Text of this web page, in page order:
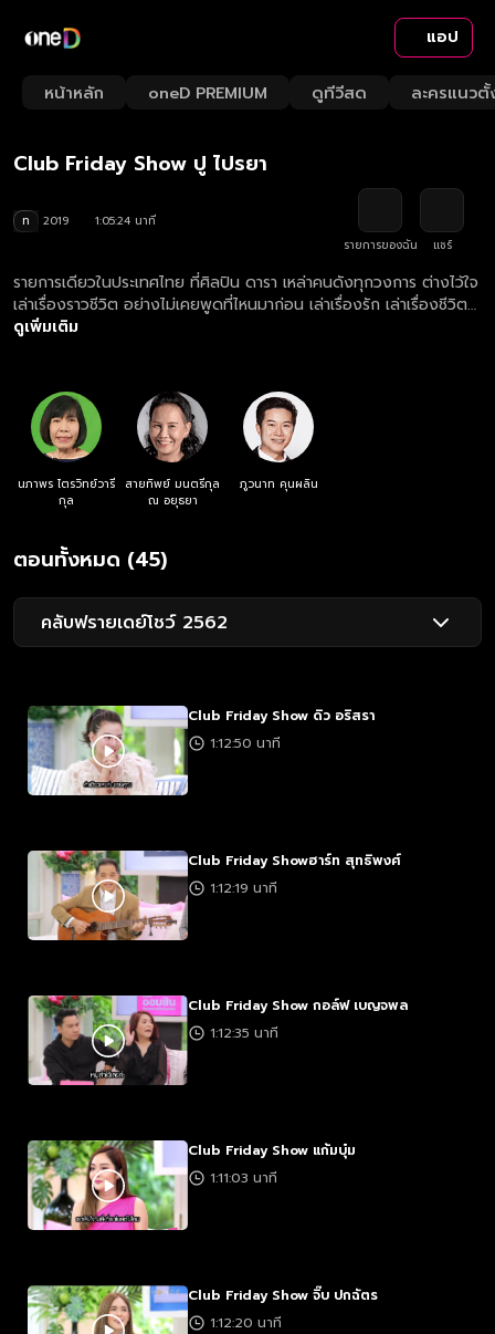
แอป
หน้าหลัก oneD PREMIUM ดูทีวีสด ละครแนวตั้
Loaded:
1.53%
Rate
Club Friday Show ปู ไปรยา
ท 2019
1:05:24 นาที
รายการของฉัน
แชร์
รายการเดียวในประเทศไทย ที่ศิลปิน ดารา เหล่าคนดังทุกวงการ ต่างไว้ใจ
เล่าเรื่องราวชีวิต อย่างไม่เคยพูดที่ไหนมาก่อน เล่าเรื่องรัก เล่าเรื่องชีวิต
จากก้นบึ้งของหัวใจ เพราะเป็นที่เดียวที่ให้ความรู้สึกปลอดภัยที่จะเล่า อุ่น
ดูเพิ่มเติม
นภาพร ไตรวิทย์วารี
กุล
สายทิพย์ มนตรีกุล
ณ อยุธยา
ภูวนาท คุนผลิน
ตอนทั้งหมด (45)
คลับฟรายเดย์โชว์ 2562
Club Friday Show ดิว อริสรา
1:12:50 นาที
Club Friday Showฮาร์ท สุทธิพงศ์
1:12:19 นาที
Club Friday Show กอล์ฟ เบญจพล
1:12:35 นาที
Club Friday Show แก้มบุ๋ม
1:11:03 นาที
Club Friday Show จิ๊บ ปกฉัตร
1:12:20 นาที